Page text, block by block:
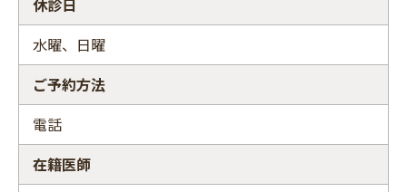
休診日
水曜、日曜
ご予約方法
電話
在籍医師